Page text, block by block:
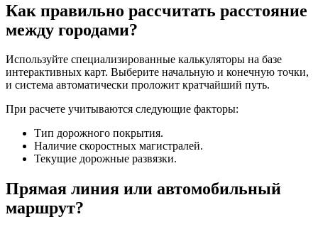
Как правильно рассчитать расстояние
между городами?
Используйте специализированные калькуляторы на базе
интерактивных карт. Выберите начальную и конечную точки,
и система автоматически проложит кратчайший путь.
При расчете учитываются следующие факторы:
Тип дорожного покрытия.
Наличие скоростных магистралей.
Текущие дорожные развязки.
Прямая линия или автомобильный
маршрут?